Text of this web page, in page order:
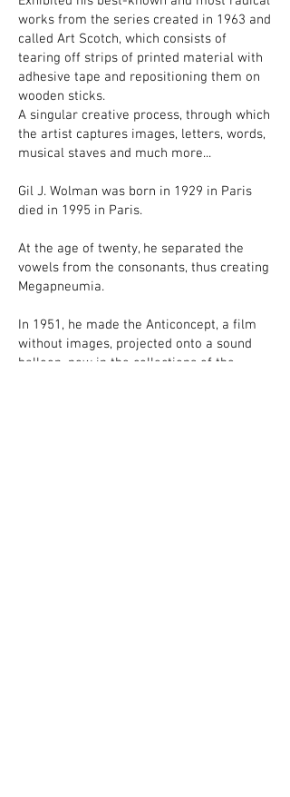
works from the series created in 1963 and
called Art Scotch, which consists of
tearing off strips of printed material with
adhesive tape and repositioning them on
wooden sticks.
A singular creative process, through which
the artist captures images, letters, words,
musical staves and much more...
Gil J. Wolman was born in 1929 in Paris
died in 1995 in Paris.
At the age of twenty, he separated the
vowels from the consonants, thus creating
Megapneumia.
In 1951, he made the Anticoncept, a film
without images, projected onto a sound
balloon, now in the collections of the